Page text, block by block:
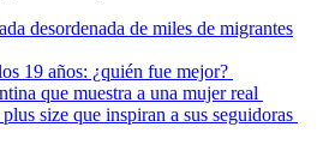
desordenada de miles de migrantes
19 años: ¿quién fue mejor?
que muestra a una mujer real
size que inspiran a sus seguidoras